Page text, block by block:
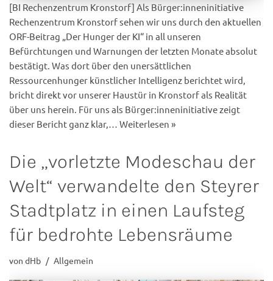
[BI Rechenzentrum Kronstorf] Als Bürger:inneninitiative
Rechenzentrum Kronstorf sehen wir uns durch den aktuellen
ORF-Beitrag „Der Hunger der KI“ in all unseren
Befürchtungen und Warnungen der letzten Monate absolut
bestätigt. Was dort über den unersättlichen
Ressourcenhunger künstlicher Intelligenz berichtet wird,
bricht direkt vor unserer Haustür in Kronstorf als Realität
über uns herein. Für uns als Bürger:inneninitiative zeigt
dieser Bericht ganz klar,… Weiterlesen »
Die „vorletzte Modeschau der
Welt“ verwandelte den Steyrer
Stadtplatz in einen Laufsteg
für bedrohte Lebensräume
von dHb Allgemein